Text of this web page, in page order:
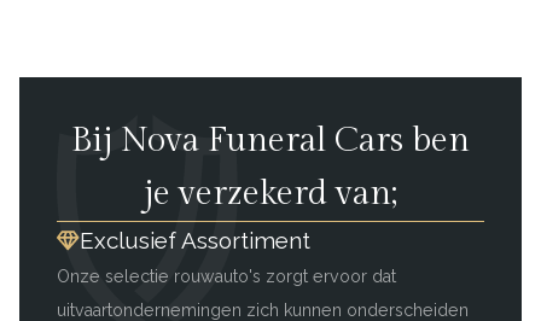
Bij Nova Funeral Cars ben
je verzekerd van;
Exclusief Assortiment
Onze selectie rouwauto's zorgt ervoor dat
uitvaartondernemingen zich kunnen onderscheiden